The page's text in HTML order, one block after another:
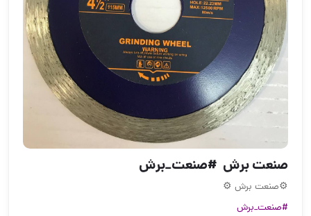
صنعت برش ‌ #صنعت_برش
⚙️صنعت برش ‌⚙️
#صنعت_برش